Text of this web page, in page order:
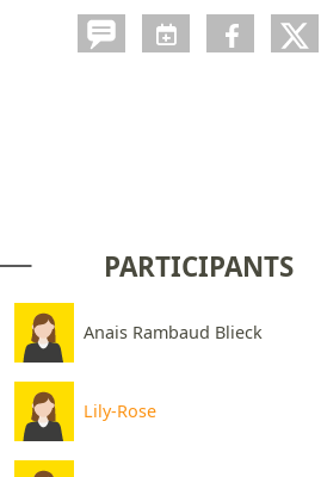
PARTICIPANTS
Anais Rambaud Blieck
Lily-Rose